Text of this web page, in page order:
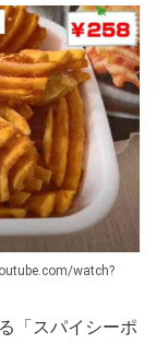
watch?
「スパイシーポ